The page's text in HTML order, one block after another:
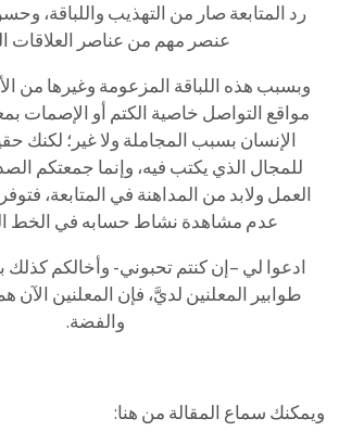
رد المتابعة صار من التهذيب واللباقة،
عنصر مهم من عناصر العلاقات
وبسبب هذه اللباقة المزعومة وغيرها من
مواقع التواصل خاصية الكتم أو الإصمات
الإنسان بسبب المجاملة ولا غير؛ لكنك
للمجال الذي يكتب فيه، وإنما جمعتكم
العمل ولابد من المداهنة في المتابعة،
عدم مشاهدة نشاط حسابه في الخط
ادعوا لي –إن كنتم تحبوني- وأخالكم كذلك
طوابير المعلنين لديَّ، فإن المعلنين الآن
والفضة.
ويمكنك سماع المقالة من هنا: